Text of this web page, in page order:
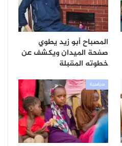
المصباح أبو زيد يطوي
صفحة الميدان ويكشف عن
خطوته المقبلة
سياسية